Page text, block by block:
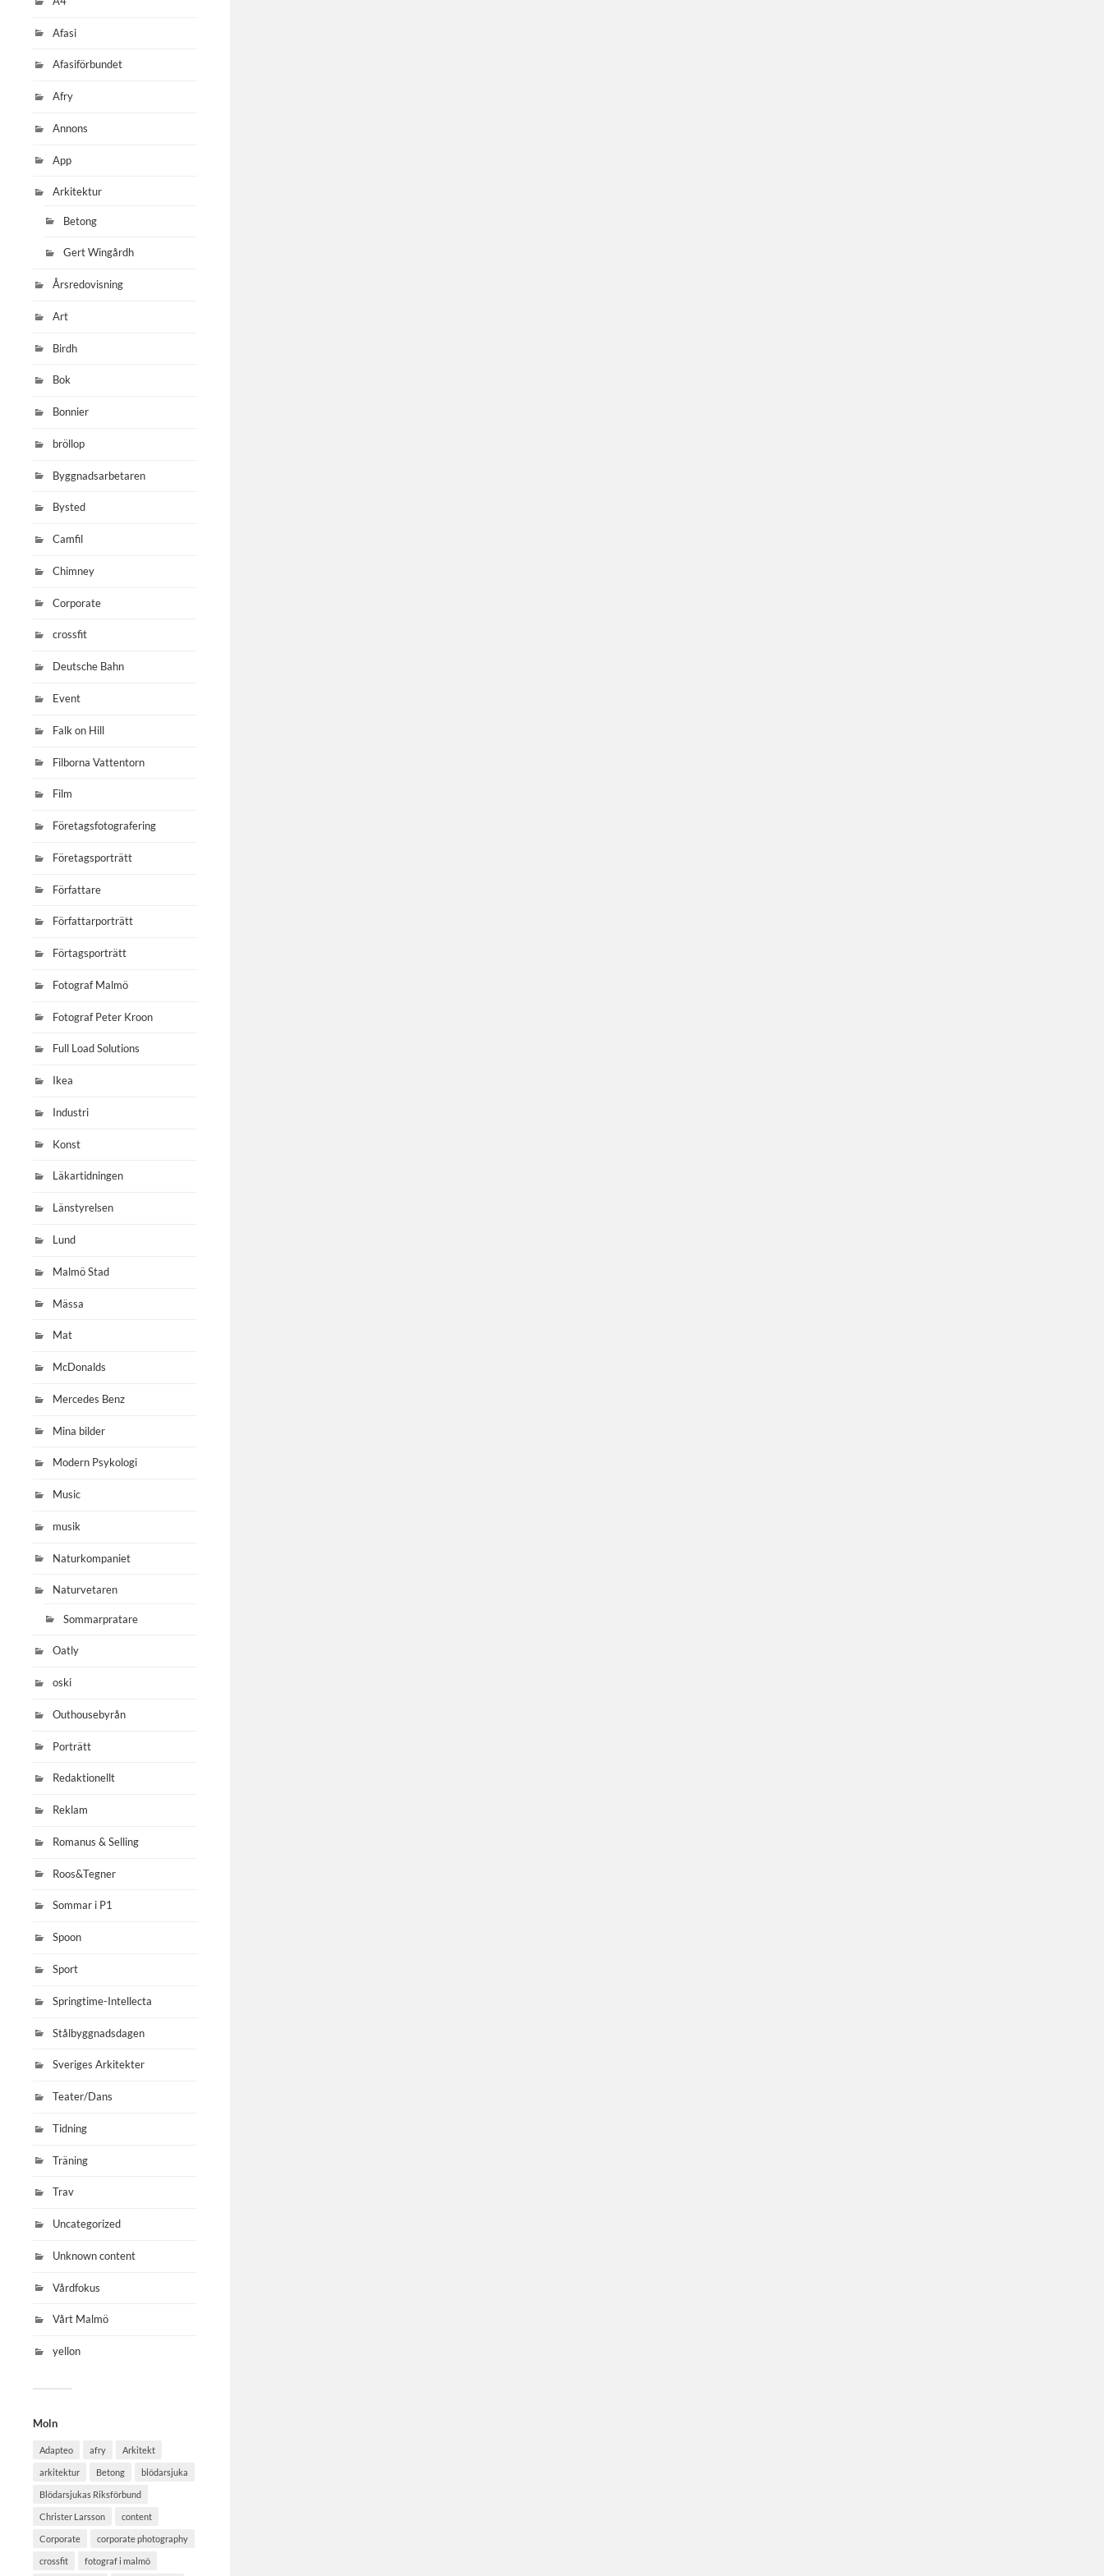
Afasi
Afasiförbundet
Afry
Annons
App
Arkitektur
Betong
Gert Wingårdh
Årsredovisning
Art
Birdh
Bok
Bonnier
bröllop
Byggnadsarbetaren
Bysted
Camfil
Chimney
Corporate
crossfit
Deutsche Bahn
Event
Falk on Hill
Filborna Vattentorn
Film
Företagsfotografering
Företagsporträtt
Författare
Författarporträtt
Förtagsporträtt
Fotograf Malmö
Fotograf Peter Kroon
Full Load Solutions
Ikea
Industri
Konst
Läkartidningen
Länstyrelsen
Lund
Malmö Stad
Mässa
Mat
McDonalds
Mercedes Benz
Mina bilder
Modern Psykologi
Music
musik
Naturkompaniet
Naturvetaren
Sommarpratare
Oatly
oski
Outhousebyrån
Porträtt
Redaktionellt
Reklam
Romanus & Selling
Roos&Tegner
Sommar i P1
Spoon
Sport
Springtime-Intellecta
Stålbyggnadsdagen
Sveriges Arkitekter
Teater/Dans
Tidning
Träning
Trav
Uncategorized
Unknown content
Vårdfokus
Vårt Malmö
yellon
Moln
Adapteo afry Arkitekt
arkitektur Betong blödarsjuka
Blödarsjukas Riksförbund
Christer Larsson content
Corporate corporate photography
crossfit fotograf i malmö